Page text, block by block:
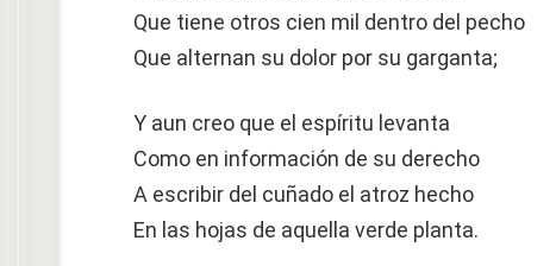
Que tiene otros cien mil dentro del pecho
Que alternan su dolor por su garganta;
Y aun creo que el espíritu levanta
Como en información de su derecho
A escribir del cuñado el atroz hecho
En las hojas de aquella verde planta.